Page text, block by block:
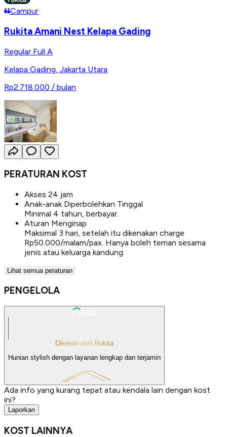
Campur
Rukita Amani Nest Kelapa Gading
Regular Full A
Kelapa Gading Jakarta Utara
Rp2.718.000 / bulan
PERATURAN KOST
Akses 24 jam
Anak-anak Diperbolehkan Tinggal
Minimal 4 tahun, berbayar.
Aturan Menginap
Maksimal 3 hari, setelah itu dikenakan charge
Rp50.000/malam/pax. Hanya boleh teman sesama
jenis atau keluarga kandung.
Lihat semua peraturan
PENGELOLA
Dikelola oleh Rukita
Hunian stylish dengan layanan lengkap dan terjamin
Ada info yang kurang tepat atau kendala lain dengan kost
ini?
Laporkan
KOST LAINNYA